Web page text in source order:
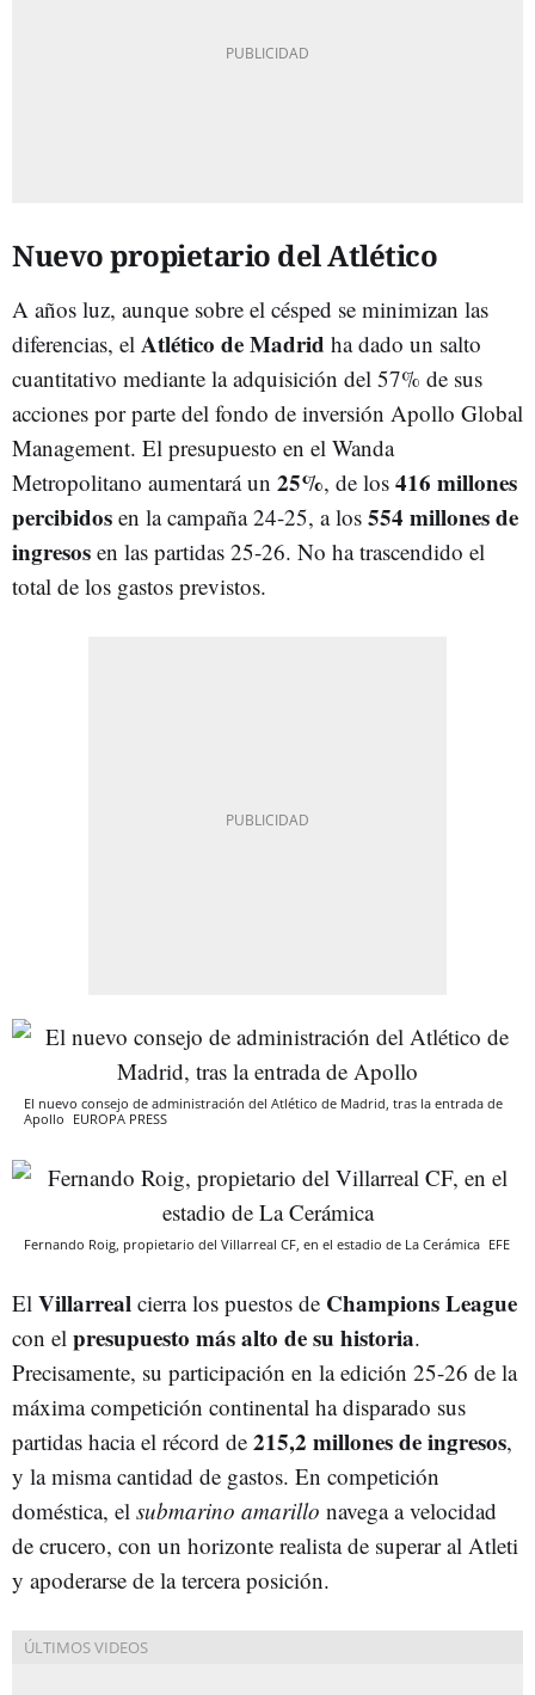
Nuevo propietario del Atlético
A años luz, aunque sobre el césped se minimizan las
diferencias, el Atlético de Madrid ha dado un salto
cuantitativo mediante la adquisición del 57% de sus
acciones por parte del fondo de inversión Apollo Global
Management. El presupuesto en el Wanda
Metropolitano aumentará un 25%, de los 416 millones
percibidos en la campaña 24-25, a los 554 millones de
ingresos en las partidas 25-26. No ha trascendido el
total de los gastos previstos.
El nuevo consejo de administración del Atlético de Madrid, tras la entrada de
Apollo EUROPA PRESS
Fernando Roig, propietario del Villarreal CF, en el estadio de La Cerámica EFE
El Villarreal cierra los puestos de Champions League
con el presupuesto más alto de su historia.
Precisamente, su participación en la edición 25-26 de la
máxima competición continental ha disparado sus
partidas hacia el récord de 215,2 millones de ingresos,
y la misma cantidad de gastos. En competición
doméstica, el submarino amarillo navega a velocidad
de crucero, con un horizonte realista de superar al Atleti
y apoderarse de la tercera posición.